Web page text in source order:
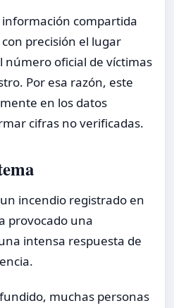
compartida
precisión el lugar
número oficial de víctimas
Por esa razón, este
en los datos
cifras no verificadas.
incendio registrado en
provocado una
intensa respuesta de
muchas personas